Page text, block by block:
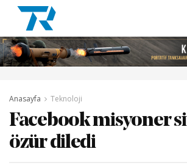
Anasayfa Teknoloji
Facebook misyoner
özür diledi